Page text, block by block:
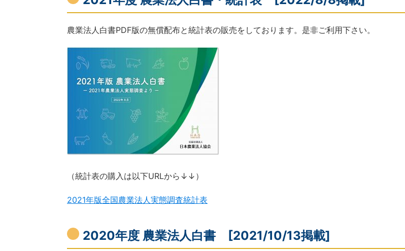
農業法人白書PDF版の無償配布と統計表の販売をしております。是非ご利用下さい。
（統計表の購入は以下URLから↓↓）
2021年版全国農業法人実態調査統計表
2020年度 農業法人白書 [2021/10/13掲載]